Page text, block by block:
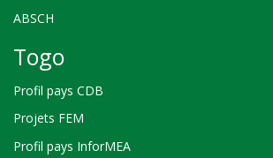
ABSCH
Togo
Profil pays CDB
Projets FEM
Profil pays InforMEA